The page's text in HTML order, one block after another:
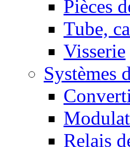
Pièces
Tube,
Visserie
Systèmes
Relais